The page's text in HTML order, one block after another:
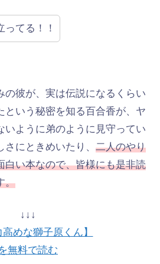
ってる！！
の彼が、実は伝説になるくらい
という秘密を知る百合香が、ヤ
いように弟のように見守ってい
にときめいたり、 二人のやり
白い本なので、皆様にも是非読
。
↓↓↓
高めな獅子原くん】
無料で読む